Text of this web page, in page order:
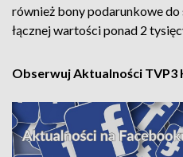
również bony podarunkowe
łącznej wartości ponad 2
Obserwuj Aktualności TVP3